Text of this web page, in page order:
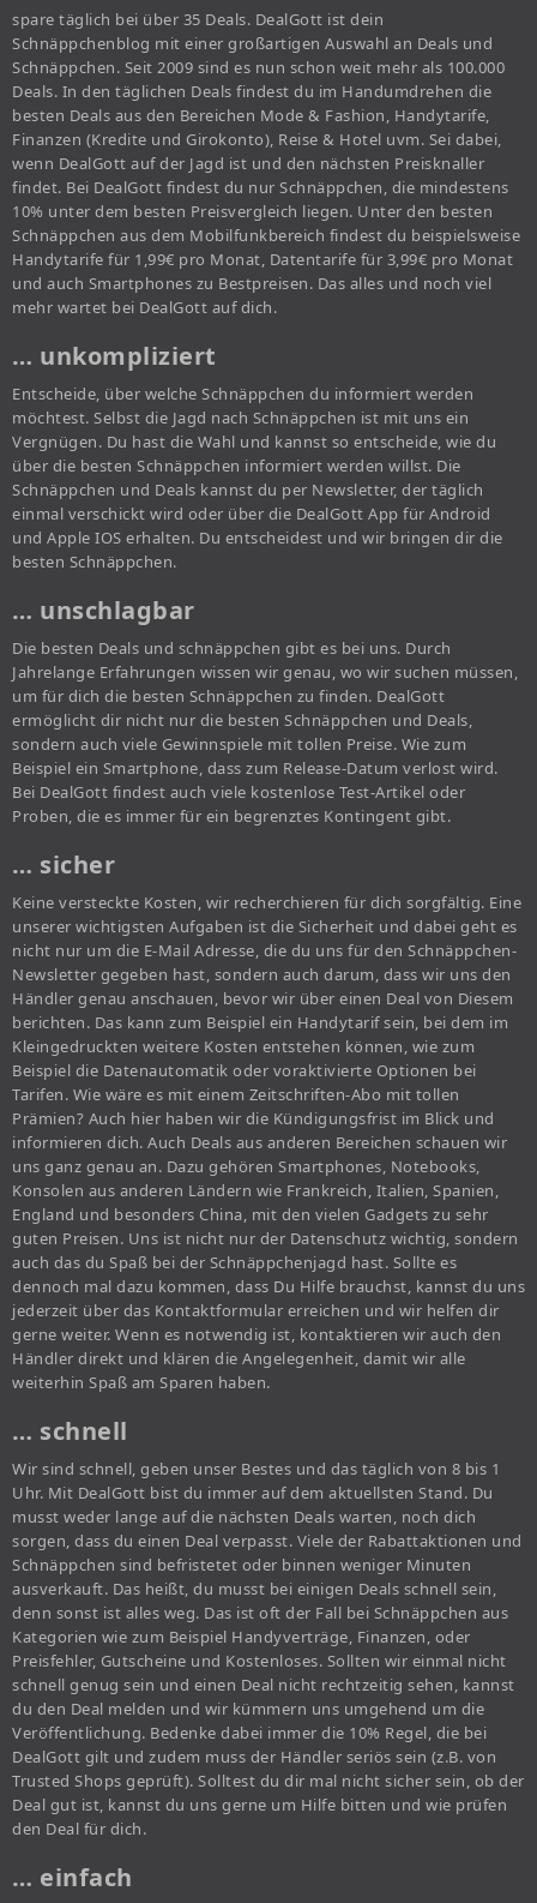
spare täglich bei über 35 Deals. DealGott ist dein
Schnäppchenblog mit einer großartigen Auswahl an Deals und
Schnäppchen. Seit 2009 sind es nun schon weit mehr als 100.000
Deals. In den täglichen Deals findest du im Handumdrehen die
besten Deals aus den Bereichen Mode & Fashion, Handytarife,
Finanzen (Kredite und Girokonto), Reise & Hotel uvm. Sei dabei,
wenn DealGott auf der Jagd ist und den nächsten Preisknaller
findet. Bei DealGott findest du nur Schnäppchen, die mindestens
10% unter dem besten Preisvergleich liegen. Unter den besten
Schnäppchen aus dem Mobilfunkbereich findest du beispielsweise
Handytarife für 1,99€ pro Monat, Datentarife für 3,99€ pro Monat
und auch Smartphones zu Bestpreisen. Das alles und noch viel
mehr wartet bei DealGott auf dich.
… unkompliziert
Entscheide, über welche Schnäppchen du informiert werden
möchtest. Selbst die Jagd nach Schnäppchen ist mit uns ein
Vergnügen. Du hast die Wahl und kannst so entscheide, wie du
über die besten Schnäppchen informiert werden willst. Die
Schnäppchen und Deals kannst du per Newsletter, der täglich
einmal verschickt wird oder über die DealGott App für Android
und Apple IOS erhalten. Du entscheidest und wir bringen dir die
besten Schnäppchen.
… unschlagbar
Die besten Deals und schnäppchen gibt es bei uns. Durch
Jahrelange Erfahrungen wissen wir genau, wo wir suchen müssen,
um für dich die besten Schnäppchen zu finden. DealGott
ermöglicht dir nicht nur die besten Schnäppchen und Deals,
sondern auch viele Gewinnspiele mit tollen Preise. Wie zum
Beispiel ein Smartphone, dass zum Release-Datum verlost wird.
Bei DealGott findest auch viele kostenlose Test-Artikel oder
Proben, die es immer für ein begrenztes Kontingent gibt.
… sicher
Keine versteckte Kosten, wir recherchieren für dich sorgfältig. Eine
unserer wichtigsten Aufgaben ist die Sicherheit und dabei geht es
nicht nur um die E-Mail Adresse, die du uns für den Schnäppchen-
Newsletter gegeben hast, sondern auch darum, dass wir uns den
Händler genau anschauen, bevor wir über einen Deal von Diesem
berichten. Das kann zum Beispiel ein Handytarif sein, bei dem im
Kleingedruckten weitere Kosten entstehen können, wie zum
Beispiel die Datenautomatik oder voraktivierte Optionen bei
Tarifen. Wie wäre es mit einem Zeitschriften-Abo mit tollen
Prämien? Auch hier haben wir die Kündigungsfrist im Blick und
informieren dich. Auch Deals aus anderen Bereichen schauen wir
uns ganz genau an. Dazu gehören Smartphones, Notebooks,
Konsolen aus anderen Ländern wie Frankreich, Italien, Spanien,
England und besonders China, mit den vielen Gadgets zu sehr
guten Preisen. Uns ist nicht nur der Datenschutz wichtig, sondern
auch das du Spaß bei der Schnäppchenjagd hast. Sollte es
dennoch mal dazu kommen, dass Du Hilfe brauchst, kannst du uns
jederzeit über das Kontaktformular erreichen und wir helfen dir
gerne weiter. Wenn es notwendig ist, kontaktieren wir auch den
Händler direkt und klären die Angelegenheit, damit wir alle
weiterhin Spaß am Sparen haben.
… schnell
Wir sind schnell, geben unser Bestes und das täglich von 8 bis 1
Uhr. Mit DealGott bist du immer auf dem aktuellsten Stand. Du
musst weder lange auf die nächsten Deals warten, noch dich
sorgen, dass du einen Deal verpasst. Viele der Rabattaktionen und
Schnäppchen sind befristetet oder binnen weniger Minuten
ausverkauft. Das heißt, du musst bei einigen Deals schnell sein,
denn sonst ist alles weg. Das ist oft der Fall bei Schnäppchen aus
Kategorien wie zum Beispiel Handyverträge, Finanzen, oder
Preisfehler, Gutscheine und Kostenloses. Sollten wir einmal nicht
schnell genug sein und einen Deal nicht rechtzeitig sehen, kannst
du den Deal melden und wir kümmern uns umgehend um die
Veröffentlichung. Bedenke dabei immer die 10% Regel, die bei
DealGott gilt und zudem muss der Händler seriös sein (z.B. von
Trusted Shops geprüft). Solltest du dir mal nicht sicher sein, ob der
Deal gut ist, kannst du uns gerne um Hilfe bitten und wie prüfen
den Deal für dich.
… einfach